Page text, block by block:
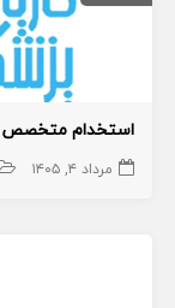
استخدام متخصص
مرداد ۴, ۱۴۰۵